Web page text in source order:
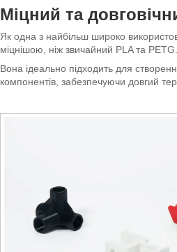
Міцний та
Як одна з найбільш широко
міцнішою, ніж звичайний PLA та PETG.
Вона ідеально підходить для
компонентів, забезпечуючи довгий